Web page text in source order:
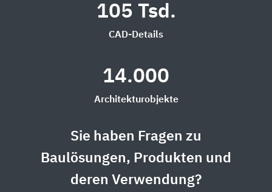
105 Tsd.
CAD-Details
14.000
Architekturobjekte
Sie haben Fragen zu
Baulösungen, Produkten und
deren Verwendung?